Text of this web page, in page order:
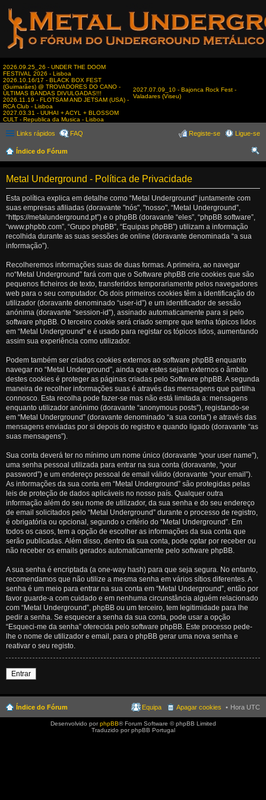
2026.09.25_26 - UNDER THE DOOM
FESTIVAL 2026 - Lisboa
2026.10.16/17 - BLACK BOX FEST
(Guimarães) @ TROVADORES DO CANO -
ÚLTIMAS BANDAS DIVULGADAS!!!
2026.11.19 - FLOTSAM AND JETSAM (USA) -
RCA Club - Lisboa
2027.03.31 - UUHAI + ACYL + BLOSSOM
CULT - Republica da Musica - Lisboa
2027.07.09_10 - Bajonca Rock Fest -
Valadares (Viseu)
Links rápidos FAQ Ligue-se
Registe-se
Índice do Fórum
Metal Underground - Política de Privacidade
Esta política explica em detalhe como “Metal Underground” juntamente com
suas empresas afiliadas (doravante "nós", "nosso", “Metal Underground”,
“https://metalunderground.pt”) e o phpBB (doravante “eles”, “phpBB software”,
“www.phpbb.com”, “Grupo phpBB”, “Equipas phpBB”) utilizam a informação
recolhida durante as suas sessões de online (doravante denominada “a sua
informação”).
Recolheremos informações suas de duas formas. A primeira, ao navegar
no“Metal Underground” fará com que o Software phpBB crie cookies que são
pequenos ficheiros de texto, transferidos temporariamente pelos navegadores
web para o seu computador. Os dois primeiros cookies têm a identificação do
utilizador (doravante denominado “user-id”) e um identificador de sessão
anónima (doravante “session-id”), assinado automaticamente para si pelo
software phpBB. O terceiro cookie será criado sempre que tenha tópicos lidos
em “Metal Underground” e é usado para registar os tópicos lidos, aumentando
assim sua experiência como utilizador.
Podem também ser criados cookies externos ao software phpBB enquanto
navegar no “Metal Underground”, ainda que estes sejam externos o âmbito
destes cookies é proteger as páginas criadas pelo Software phpBB. A segunda
maneira de recolher informações suas é através das mensagens que partilha
connosco. Esta recolha pode fazer-se mas não está limitada a: mensagens
enquanto utilizador anónimo (doravante “anonymous posts”), registando-se
em “Metal Underground” (doravante denominado “a sua conta”) e através das
mensagens enviadas por si depois do registro e quando ligado (doravante “as
suas mensagens”).
Sua conta deverá ter no mínimo um nome único (doravante “your user name”),
uma senha pessoal utilizada para entrar na sua conta (doravante, “your
password”) e um endereço pessoal de email válido (doravante “your email”).
As informações da sua conta em “Metal Underground” são protegidas pelas
leis de proteção de dados aplicáveis no nosso país. Qualquer outra
informação além do seu nome de utilizador, da sua senha e do seu endereço
de email solicitados pelo “Metal Underground” durante o processo de registro,
é obrigatória ou opcional, segundo o critério do “Metal Underground”. Em
todos os casos, tem a opção de escolher as informações da sua conta que
serão publicadas. Além disso, dentro da sua conta, pode optar por receber ou
não receber os emails gerados automaticamente pelo software phpBB.
A sua senha é encriptada (a one-way hash) para que seja segura. No entanto,
recomendamos que não utilize a mesma senha em vários sítios diferentes. A
senha é um meio para entrar na sua conta em “Metal Underground”, então por
favor guarde-a com cuidado e em nenhuma circunstância alguém relacionado
com “Metal Underground”, phpBB ou um terceiro, tem legitimidade para lhe
pedir a senha. Se esquecer a senha da sua conta, pode usar a opção
“Esqueci-me da senha” oferecida pelo software phpBB. Este processo pede-
lhe o nome de utilizador e email, para o phpBB gerar uma nova senha e
reativar o seu registo.
Entrar
Índice do Fórum Hora UTC
Apagar cookies
Equipa
Desenvolvido porphpBB® Forum Software © phpBB Limited
Traduzido por phpBB Portugal